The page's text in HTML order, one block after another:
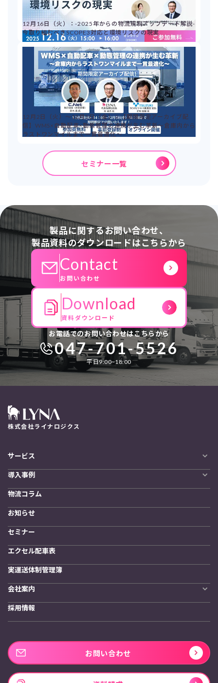
12月16日（火）：-2025年からの物流規制アップデート解説-
今取り組むべきSCOPE3対応と環境リスクの現実
12月2日（火）～12月5日（金）：【期間限定アーカイブ配
信】WMS×自動配車×動態管理の連携が生む革新～倉庫内から
ラストワンマイルまで一貫最適化～
セミナー一覧
製品に関するお問い合わせ、
製品資料のダウンロードはこちらから
Contact
お問い合わせ
Download
資料ダウンロード
お電話でのお問い合わせはこちらから
047-701-5526
平日9:00~18:00
株式会社ライナロジクス
サービス
LYNA DXプラットフォーム
発着管理オプション
訪問計画
物流拠点最適化
開発者向けサービス
導入事例
導入をご検討の方へ
物流コラム
お知らせ
セミナー
エクセル配車表
実運送体制管理簿
会社案内
私たちの想い
採用情報
お問い合わせ